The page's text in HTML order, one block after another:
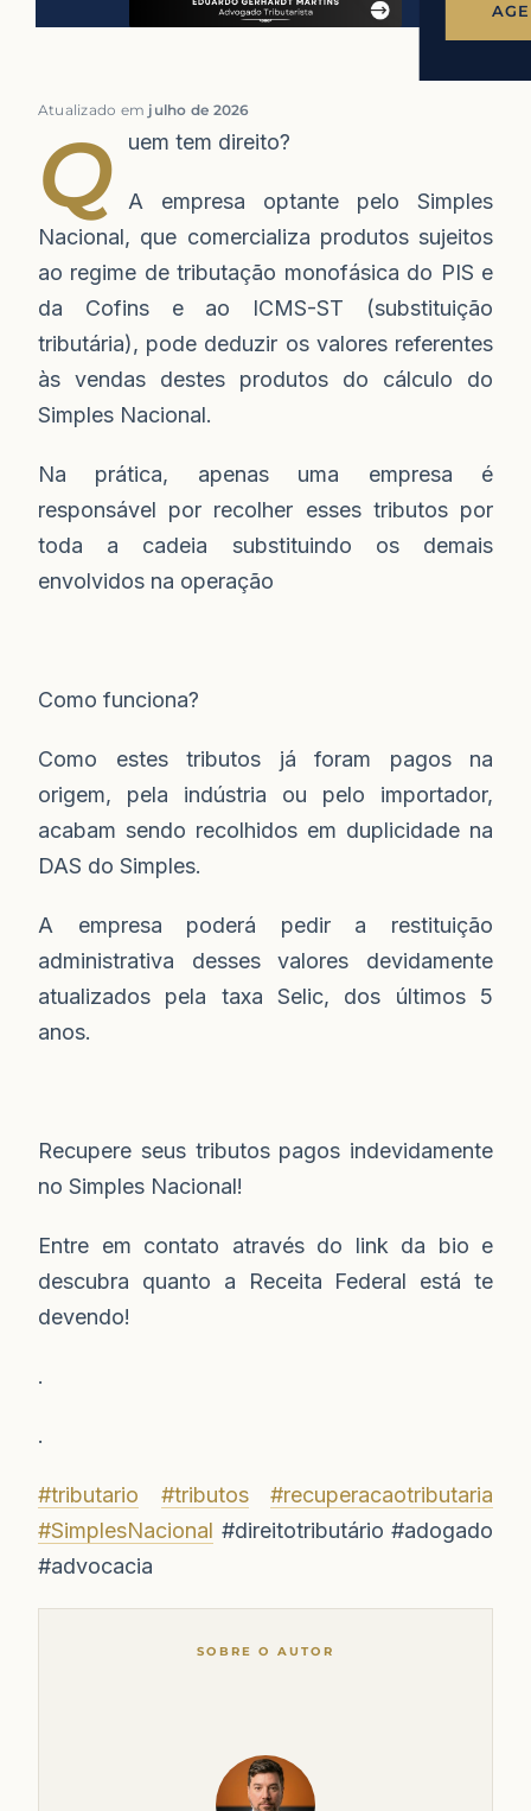
Atualizado em julho de 2026
Q uem tem direito?
A empresa optante pelo Simples
Nacional, que comercializa produtos sujeitos
ao regime de tributação monofásica do PIS e
da Cofins e ao ICMS-ST (substituição
tributária), pode deduzir os valores referentes
às vendas destes produtos do cálculo do
Simples Nacional.
Na prática, apenas uma empresa é
responsável por recolher esses tributos por
toda a cadeia substituindo os demais
envolvidos na operação
Como funciona?
Como estes tributos já foram pagos na
origem, pela indústria ou pelo importador,
acabam sendo recolhidos em duplicidade na
DAS do Simples.
A empresa poderá pedir a restituição
administrativa desses valores devidamente
atualizados pela taxa Selic, dos últimos 5
anos.
Recupere seus tributos pagos indevidamente
no Simples Nacional!
Entre em contato através do link da bio e
descubra quanto a Receita Federal está te
devendo!
.
.
#tributario #tributos
#recuperacaotributaria
#SimplesNacional #direitotributário #adogado
#advocacia